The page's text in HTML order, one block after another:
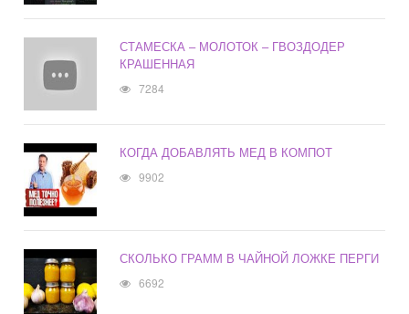
СТАМЕСКА – МОЛОТОК – ГВОЗДОДЕР
КРАШЕННАЯ
7284
КОГДА ДОБАВЛЯТЬ МЕД В КОМПОТ
9902
СКОЛЬКО ГРАММ В ЧАЙНОЙ ЛОЖКЕ ПЕРГИ
6692